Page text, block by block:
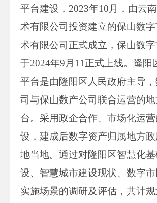
平台建设，2023年10月，由云
术有限公司投资建立的保山数
术有限公司正式成立，保山数
于2024年9月11正式上线。隆阳
平台是由隆阳区人民政府主导
司与保山数产公司联合运营的
台。采用政企合作、市场化运
设，建成后数字资产归属地方
地当地。通过对隆阳区智慧化
设、智慧城市建设现状、数字
实施场景的调研及评估，共计